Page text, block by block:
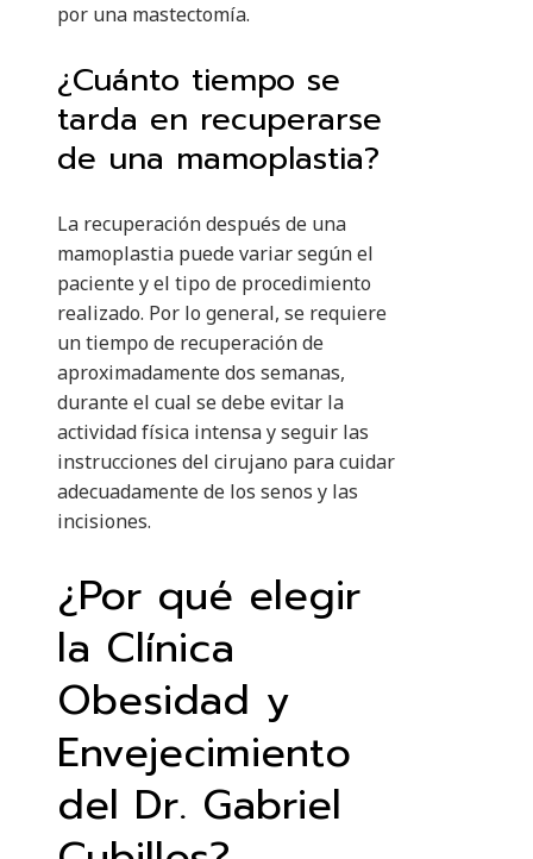
por una mastectomía.
¿Cuánto tiempo se
tarda en recuperarse
de una mamoplastia?
La recuperación después de una
mamoplastia puede variar según el
paciente y el tipo de procedimiento
realizado. Por lo general, se requiere
un tiempo de recuperación de
aproximadamente dos semanas,
durante el cual se debe evitar la
actividad física intensa y seguir las
instrucciones del cirujano para cuidar
adecuadamente de los senos y las
incisiones.
¿Por qué elegir
la Clínica
Obesidad y
Envejecimiento
del Dr. Gabriel